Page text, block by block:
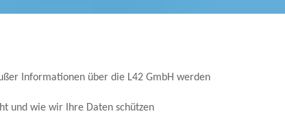
Informationen über die L42 GmbH werden
und wie wir Ihre Daten schützen